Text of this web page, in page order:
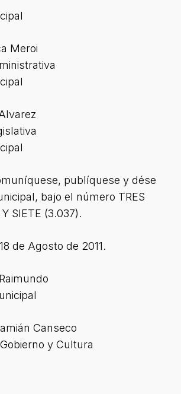
Meroi
publíquese y dése
bajo el número TRES
SIETE (3.037).
de Agosto de 2011.
Canseco
y Cultura